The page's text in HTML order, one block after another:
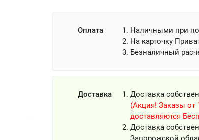
Оплата
Наличными при
На карточку
Безналичный
Доставка
Доставка
(Акция! Заказы от
доставляются
Доставка